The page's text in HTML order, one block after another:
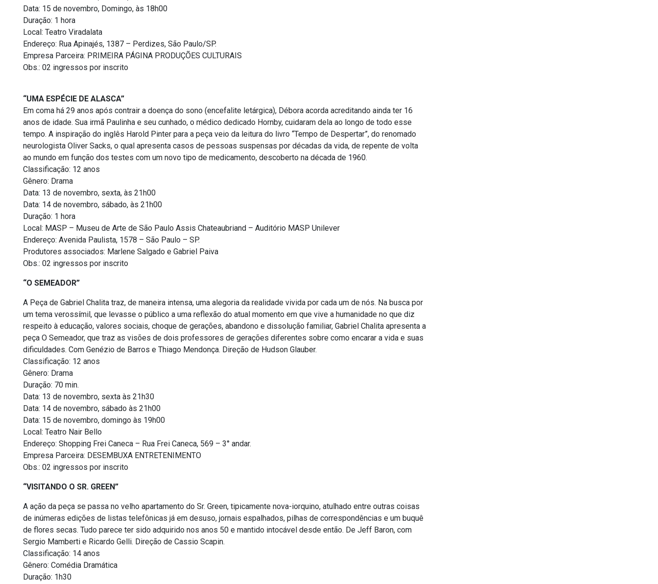
Data: 15 de novembro, Domingo, às 18h00
Duração: 1 hora
Local: Teatro Viradalata
Endereço: Rua Apinajés, 1387 – Perdizes, São Paulo/SP.
Empresa Parceira: PRIMEIRA PÁGINA PRODUÇÕES CULTURAIS
Obs.: 02 ingressos por inscrito
“UMA ESPÉCIE DE ALASCA”
Em coma há 29 anos após contrair a doença do sono (encefalite letárgica), Débora acorda acreditando ainda ter 16
anos de idade. Sua irmã Paulinha e seu cunhado, o médico dedicado Hornby, cuidaram dela ao longo de todo esse
tempo. A inspiração do inglês Harold Pinter para a peça veio da leitura do livro “Tempo de Despertar”, do renomado
neurologista Oliver Sacks, o qual apresenta casos de pessoas suspensas por décadas da vida, de repente de volta
ao mundo em função dos testes com um novo tipo de medicamento, descoberto na década de 1960.
Classificação: 12 anos
Gênero: Drama
Data: 13 de novembro, sexta, às 21h00
Data: 14 de novembro, sábado, às 21h00
Duração: 1 hora
Local: MASP – Museu de Arte de São Paulo Assis Chateaubriand – Auditório MASP Unilever
Endereço: Avenida Paulista, 1578 – São Paulo – SP.
Produtores associados: Marlene Salgado e Gabriel Paiva
Obs.: 02 ingressos por inscrito
“O SEMEADOR”
A Peça de Gabriel Chalita traz, de maneira intensa, uma alegoria da realidade vivida por cada um de nós. Na busca por
um tema verossímil, que levasse o público a uma reflexão do atual momento em que vive a humanidade no que diz
respeito à educação, valores sociais, choque de gerações, abandono e dissolução familiar, Gabriel Chalita apresenta a
peça O Semeador, que traz as visões de dois professores de gerações diferentes sobre como encarar a vida e suas
dificuldades. Com Genézio de Barros e Thiago Mendonça. Direção de Hudson Glauber.
Classificação: 12 anos
Gênero: Drama
Duração: 70 min.
Data: 13 de novembro, sexta às 21h30
Data: 14 de novembro, sábado às 21h00
Data: 15 de novembro, domingo às 19h00
Local: Teatro Nair Bello
Endereço: Shopping Frei Caneca – Rua Frei Caneca, 569 – 3° andar.
Empresa Parceira: DESEMBUXA ENTRETENIMENTO
Obs.: 02 ingressos por inscrito
“VISITANDO O SR. GREEN”
A ação da peça se passa no velho apartamento do Sr. Green, tipicamente nova-iorquino, atulhado entre outras coisas
de inúmeras edições de listas telefônicas já em desuso, jornais espalhados, pilhas de correspondências e um buquê
de flores secas. Tudo parece ter sido adquirido nos anos 50 e mantido intocável desde então. De Jeff Baron, com
Sergio Mamberti e Ricardo Gelli. Direção de Cassio Scapin.
Classificação: 14 anos
Gênero: Comédia Dramática
Duração: 1h30